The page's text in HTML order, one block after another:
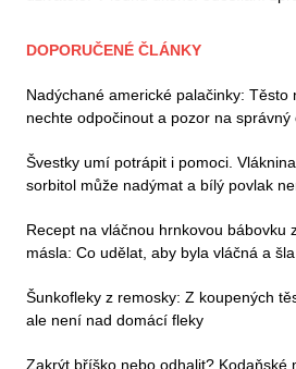
DOPORUČENÉ ČLÁNKY
Nadýchané americké palačinky: Těsto
nechte odpočinout a pozor na
Švestky umí potrápit i pomoci.
sorbitol může nadýmat a bílý povlak
Recept na vláčnou hrnkovou bábovku
másla: Co udělat, aby byla vláčná a
Šunkofleky z remosky: Z koupených
ale není nad domácí fleky
Zakrýt bříško nebo odhalit? Kodaňské